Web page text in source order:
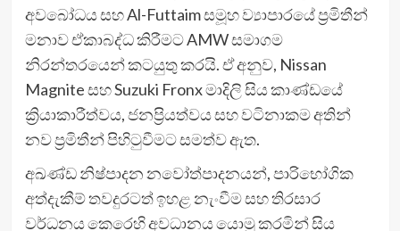
අවබෝධය සහ Al-Futtaim සමූහ ව්‍යාපාරයේ ප්‍රමිතීන්
මනාව ඒකාබද්ධ කිරීමට AMW සමාගම
නිරන්තරයෙන් කටයුතු කරයි. ඒ අනුව, Nissan
Magnite සහ Suzuki Fronx මාදිලි සිය කාණ්ඩයේ
ක්‍රියාකාරීත්වය, ජනප්‍රියත්වය සහ වටිනාකම අතින්
නව ප්‍රමිතීන් පිහිටුවීමට සමත්ව ඇත.
අඛණ්ඩ නිෂ්පාදන නවෝත්පාදනයන්, පාරිභෝගික
අත්දැකීම් තවදුරටත් ඉහළ නැංවීම සහ තිරසාර
වර්ධනය කෙරෙහි අවධානය යොමු කරමින් සිය